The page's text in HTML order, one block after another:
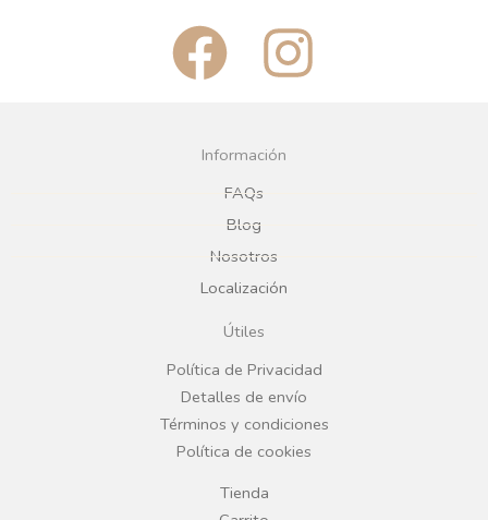
F
a
c
e
b
o
o
k
I
n
g
r
a
Información
FAQs
Blog
Nosotros
Localización
Útiles
Política de Privacidad
Detalles de envío
Términos y condiciones
Política de cookies
Tienda